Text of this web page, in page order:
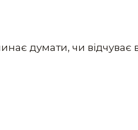
думати, чи